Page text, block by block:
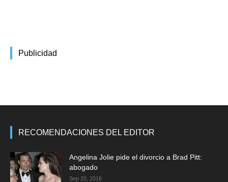
Publicidad
RECOMENDACIONES DEL EDITOR
Angelina Jolie pide el divorcio a Brad Pitt:
abogado
Sep 20, 2016